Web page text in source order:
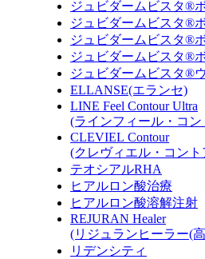
ジュビダームビスタ®
ジュビダームビスタ®
ジュビダームビスタ®
ジュビダームビスタ®
ジュビダームビスタ®
ELLANSE(エランセ)
LINE Feel Contour Ultra
(ラインフィール・コ
CLEVIEL Contour
(クレヴィエル・コント
テオシアルRHA
ヒアルロン酸治療
ヒアルロン酸溶解注射
REJURAN Healer
(リジュランヒーラー(
リデンシティ